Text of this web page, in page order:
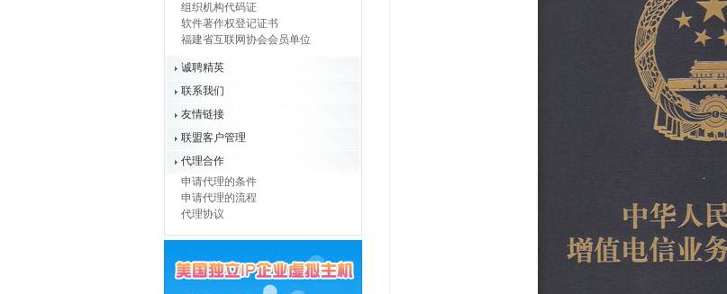
组织机构代码证
软件著作权登记证书
福建省互联网协会会员单位
诚聘精英
联系我们
友情链接
联盟客户管理
代理合作
申请代理的条件
申请代理的流程
代理协议